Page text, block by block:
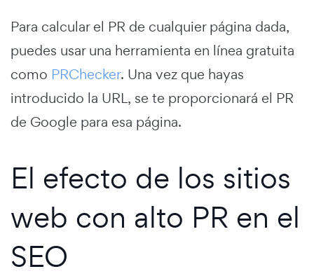
Para calcular el PR de cualquier página dada,
puedes usar una herramienta en línea gratuita
como PRChecker. Una vez que hayas
introducido la URL, se te proporcionará el PR
de Google para esa página.
El efecto de los sitios
web con alto PR en el
SEO